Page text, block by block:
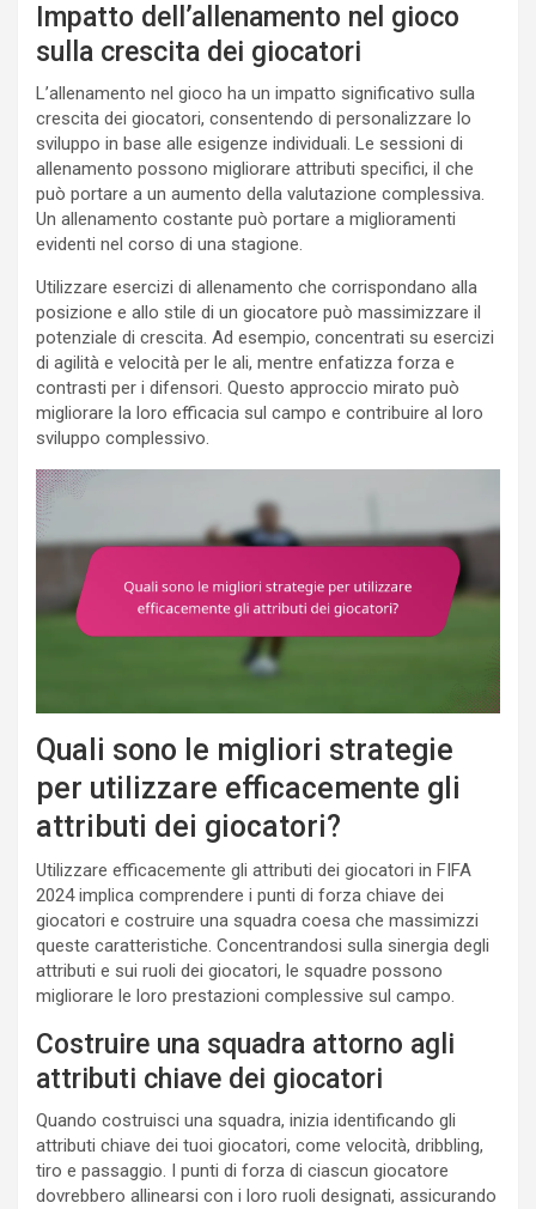
Impatto dell’allenamento nel gioco
sulla crescita dei giocatori
L’allenamento nel gioco ha un impatto significativo sulla
crescita dei giocatori, consentendo di personalizzare lo
sviluppo in base alle esigenze individuali. Le sessioni di
allenamento possono migliorare attributi specifici, il che
può portare a un aumento della valutazione complessiva.
Un allenamento costante può portare a miglioramenti
evidenti nel corso di una stagione.
Utilizzare esercizi di allenamento che corrispondano alla
posizione e allo stile di un giocatore può massimizzare il
potenziale di crescita. Ad esempio, concentrati su esercizi
di agilità e velocità per le ali, mentre enfatizza forza e
contrasti per i difensori. Questo approccio mirato può
migliorare la loro efficacia sul campo e contribuire al loro
sviluppo complessivo.
Quali sono le migliori strategie
per utilizzare efficacemente gli
attributi dei giocatori?
Utilizzare efficacemente gli attributi dei giocatori in FIFA
2024 implica comprendere i punti di forza chiave dei
giocatori e costruire una squadra coesa che massimizzi
queste caratteristiche. Concentrandosi sulla sinergia degli
attributi e sui ruoli dei giocatori, le squadre possono
migliorare le loro prestazioni complessive sul campo.
Costruire una squadra attorno agli
attributi chiave dei giocatori
Quando costruisci una squadra, inizia identificando gli
attributi chiave dei tuoi giocatori, come velocità, dribbling,
tiro e passaggio. I punti di forza di ciascun giocatore
dovrebbero allinearsi con i loro ruoli designati, assicurando